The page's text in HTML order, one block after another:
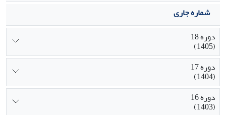
شماره جاری
دوره 18
(1405)
دوره 17
(1404)
دوره 16
(1403)